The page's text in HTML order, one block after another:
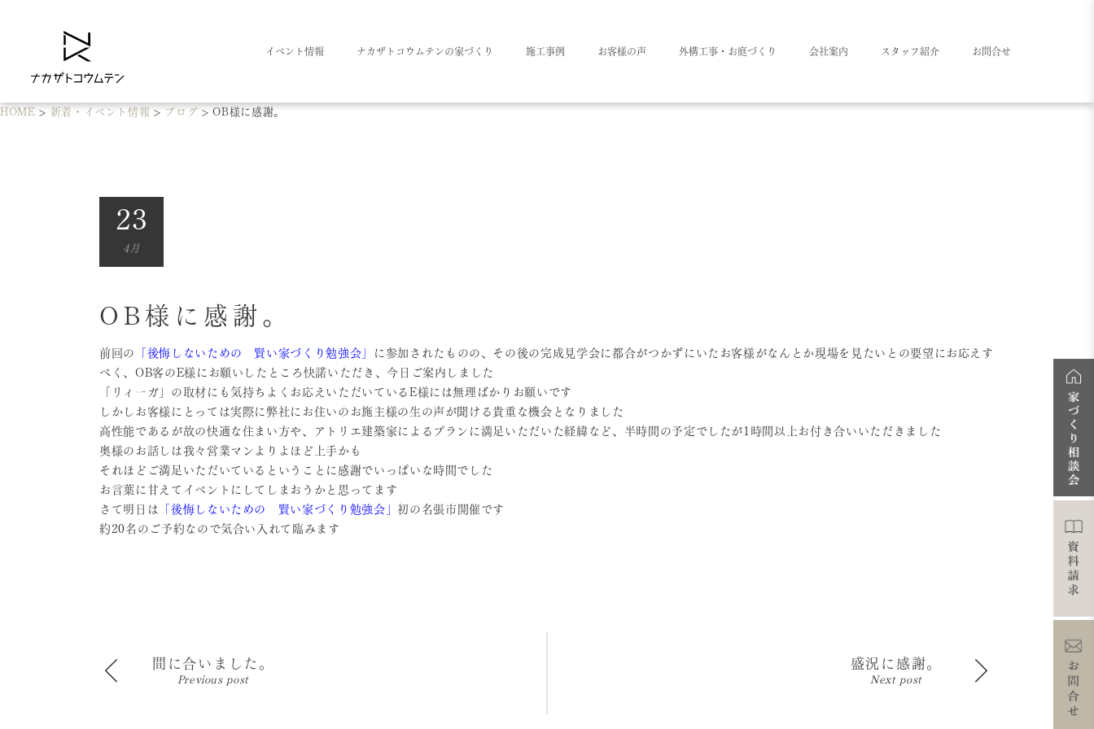
イベント情報 ナカザトコウムテンの家づくり 施工事例 お客様の声 外構工事・お庭づくり 会社案内 スタッフ紹介 お問合せ
HOME > 新着・イベント情報 > ブログ >OB様に感謝。
23
4月
OB様に感謝。
前回の 「後悔しないための 賢い家づくり勉強会」
に参加されたものの、その後の完成見学会に都合がつかずにいたお客様がなんとか現場を見たいとの要望にお応えす
べく、OB客のE様にお願いしたところ快諾いただき、今日ご案内しました
「リィーガ」の取材にも気持ちよくお応えいただいているE様には無理ばかりお願いです
しかしお客様にとっては実際に弊社にお住いのお施主様の生の声が聞ける貴重な機会となりました
高性能であるが故の快適な住まい方や、アトリエ建築家によるプランに満足いただいた経緯など、半時間の予定でしたが1時間以上お付き合いいただきました
奥様のお話しは我々営業マンよりよほど上手かも
それほどご満足いただいているということに感謝でいっぱいな時間でした
お言葉に甘えてイベントにしてしまおうかと思ってます
さて明日は
「後悔しないための 賢い家づくり勉強会」初の名張市開催です
約20名のご予約なので気合い入れて臨みます
間に合いました。
Previous post
盛況に感謝。
Next post